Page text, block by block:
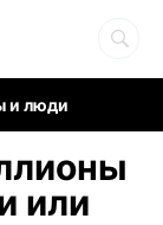
и люди
или